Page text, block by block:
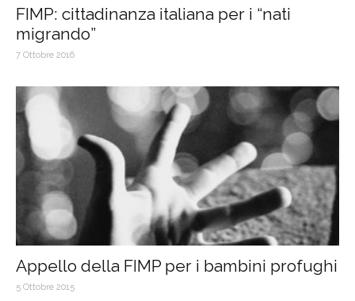
FIMP: cittadinanza italiana per i “nati
migrando”
7 Ottobre 2016
Appello della FIMP per i bambini profughi
5 Ottobre 2015